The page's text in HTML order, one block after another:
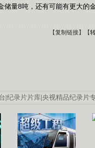
量8吨，还有可能有更大的金
【复制链接】【
|纪录片片库|央视精品纪录片